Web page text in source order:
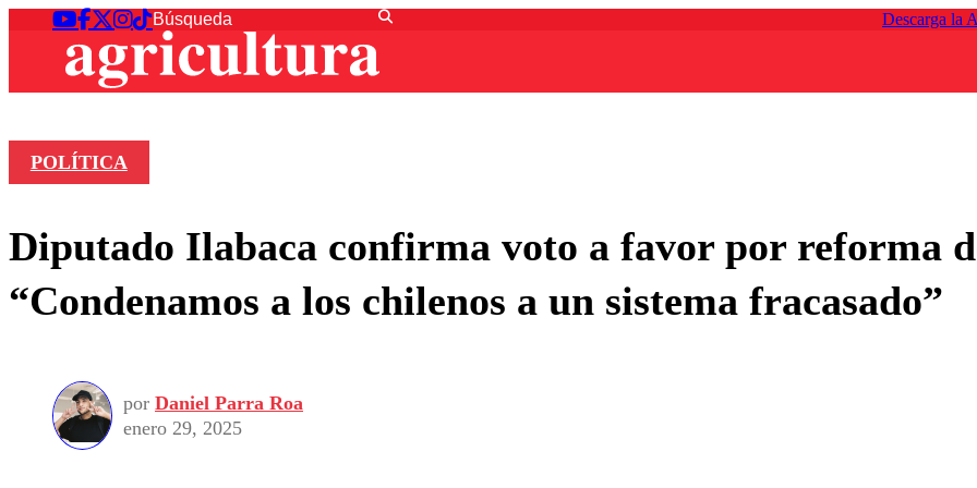
Descarga la
POLÍTICA
Diputado Ilabaca confirma voto a favor por reforma
“Condenamos a los chilenos a un sistema fracasado”
por Daniel Parra Roa
enero 29, 2025